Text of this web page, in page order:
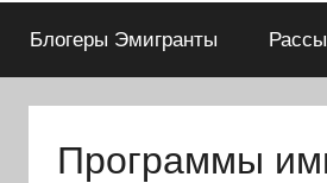
Блогеры Эмигранты
Программы